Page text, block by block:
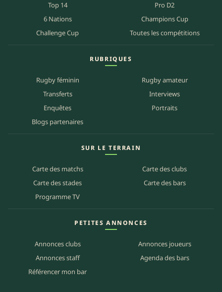
Top 14
Pro D2
6 Nations
Champions Cup
Challenge Cup
Toutes les compétitions
RUBRIQUES
Rugby féminin
Rugby amateur
Transferts
Interviews
Enquêtes
Portraits
Blogs partenaires
SUR LE TERRAIN
Carte des matchs
Carte des clubs
Carte des stades
Carte des bars
Programme TV
PETITES ANNONCES
Annonces clubs
Annonces joueurs
Annonces staff
Agenda des bars
Référencer mon bar